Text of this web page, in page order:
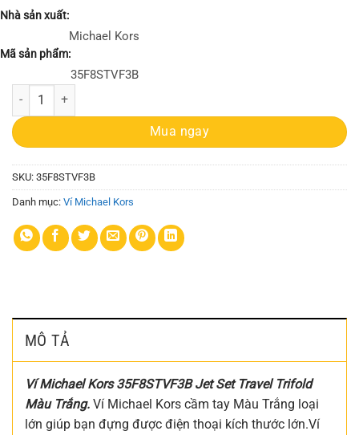
là:
5.990.000₫.
Nhà sản xuất:
Michael Kors
Mã sản phẩm:
35F8STVF3B
Ví Michael Kors 35F8STVF3B Jet Set Travel Trifold Màu Trắng số lượng
Mua ngay
SKU: 35F8STVF3B
Danh mục: Ví Michael Kors
MÔ TẢ
Ví Michael Kors 35F8STVF3B Jet Set Travel Trifold
Màu Trắng. Ví Michael Kors cầm tay Màu Trắng loại
lớn giúp bạn đựng được điện thoại kích thước lớn.Ví